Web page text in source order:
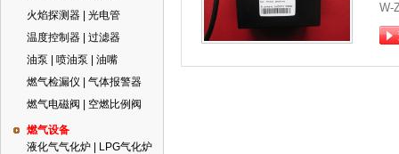
火焰探测器 | 光电管
温度控制器 | 过滤器
油泵 | 喷油泵 | 油嘴
燃气检漏仪 | 气体报警器
燃气电磁阀 | 空燃比例阀
燃气设备
液化气气化炉 | LPG气化炉
W-